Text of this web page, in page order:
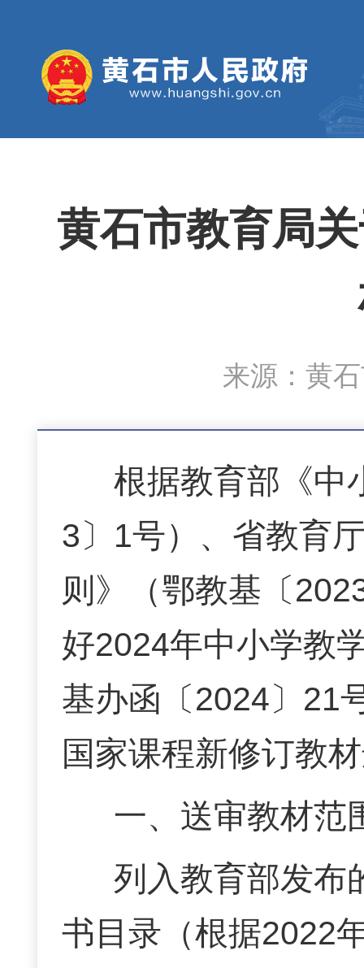
黄石市教育局
来源：黄
根据教育部《中
3〕1号）、省教育
则》（鄂教基〔
好2024年中小学教
基办函〔2024〕21
国家课程新修订教
一、送审教材范
列入教育部发布
书目录（根据2022